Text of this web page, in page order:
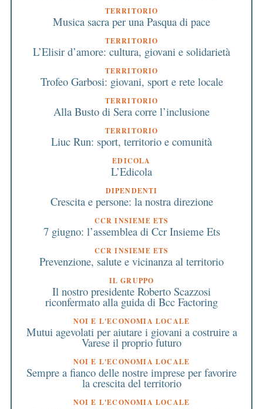
TERRITORIO
Musica sacra per una Pasqua di pace
TERRITORIO
L’Elisir d’amore: cultura, giovani e solidarietà
TERRITORIO
Trofeo Garbosi: giovani, sport e rete locale
TERRITORIO
Alla Busto di Sera corre l’inclusione
TERRITORIO
Liuc Run: sport, territorio e comunità
EDICOLA
L’Edicola
DIPENDENTI
Crescita e persone: la nostra direzione
CCR INSIEME ETS
7 giugno: l’assemblea di Ccr Insieme Ets
CCR INSIEME ETS
Prevenzione, salute e vicinanza al territorio
IL GRUPPO
Il nostro presidente Roberto Scazzosi
riconfermato alla guida di Bcc Factoring
NOI E L'ECONOMIA LOCALE
Mutui agevolati per aiutare i giovani a costruire a
Varese il proprio futuro
NOI E L'ECONOMIA LOCALE
Sempre a fianco delle nostre imprese per favorire
la crescita del territorio
NOI E L'ECONOMIA LOCALE